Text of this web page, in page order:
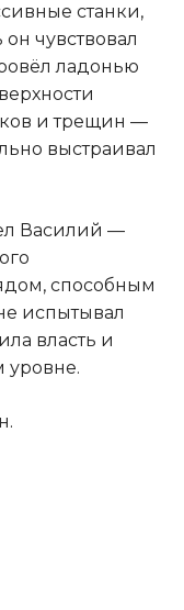
станки,
чувствовал
ладонью
и трещин —
выстраивал
Василий —
способным
испытывал
власть и
уровне.